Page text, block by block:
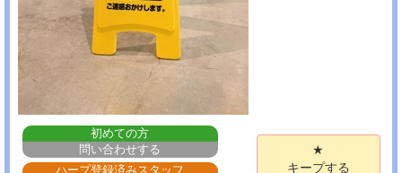
初めての方
問い合わせする
ハープ登録済みスタッフ
★
キープする